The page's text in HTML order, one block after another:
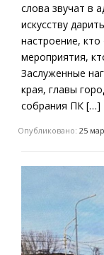
слова звучат в
искусству
настроение, кто
мероприятия,
Заслуженные
края, главы
собрания ПК […]
Опубликовано: 25